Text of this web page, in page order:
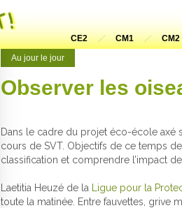
CE2 CM1 CM2
Au jour le jour
Observer les
Dans le cadre du projet éco-école axé
cours de SVT. Objectifs de ce temps
classification et comprendre l’impact
Laetitia Heuzé de la Ligue pour la
toute la matinée. Entre fauvettes, grive